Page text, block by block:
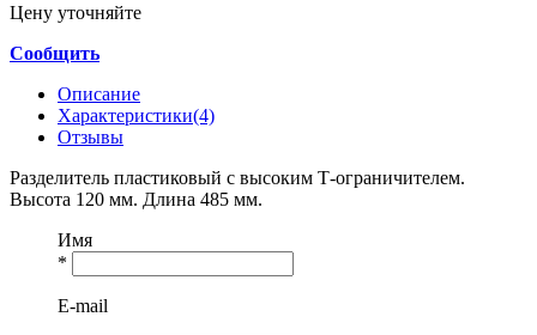
Цену уточняйте
Сообщить
Описание
Характеристики(4)
Отзывы
Разделитель пластиковый с высоким Т-ограничителем.
Высота 120 мм. Длина 485 мм.
Имя
*
E-mail